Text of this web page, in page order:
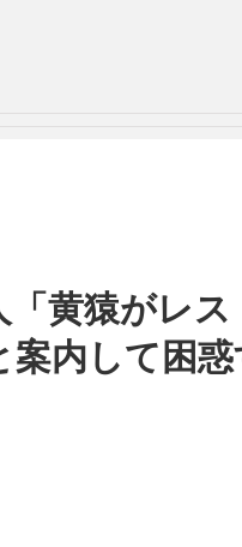
「黄猿がレ
内して困